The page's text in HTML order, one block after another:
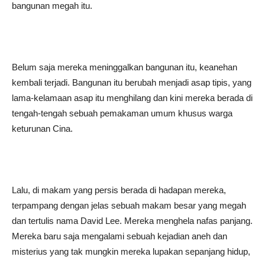
bangunan megah itu.
Belum saja mereka meninggalkan bangunan itu, keanehan
kembali terjadi. Bangunan itu berubah menjadi asap tipis, yang
lama-kelamaan asap itu menghilang dan kini mereka berada di
tengah-tengah sebuah pemakaman umum khusus warga
keturunan Cina.
Lalu, di makam yang persis berada di hadapan mereka,
terpampang dengan jelas sebuah makam besar yang megah
dan tertulis nama David Lee. Mereka menghela nafas panjang.
Mereka baru saja mengalami sebuah kejadian aneh dan
misterius yang tak mungkin mereka lupakan sepanjang hidup,